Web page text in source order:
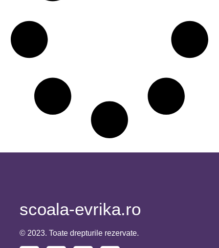
scoala-evrika.ro
© 2023. Toate drepturile rezervate.